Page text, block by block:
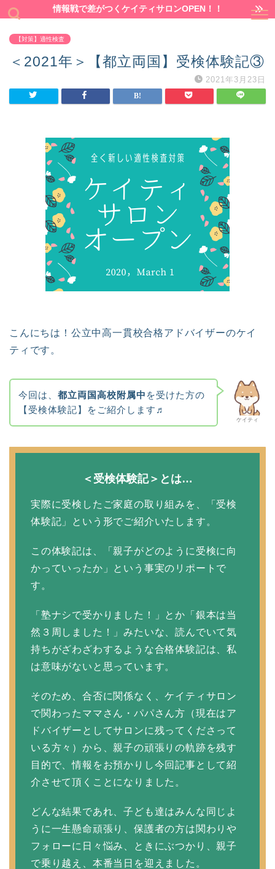
情報戦で差がつくケイティサロンOPEN！！
【対策】適性検査
＜2021年＞【都立両国】受検体験記③
2021年3月23日
こんにちは！公立中高一貫校合格アドバイザーのケイ
ティです。
ケイティ
今回は、 都立両国高校附属中 を受けた方の
【受検体験記】をご紹介します♬
＜受検体験記＞とは…
実際に受検したご家庭の取り組みを、「受検
体験記」という形でご紹介いたします。
この体験記は、「親子がどのように受検に向
かっていったか」という事実のリポートで
す。
「塾ナシで受かりました！」とか「銀本は当
然３周しました！」みたいな、読んでいて気
持ちがざわざわするような合格体験記は、私
は意味がないと思っています。
そのため、合否に関係なく、ケイティサロン
で関わったママさん・パパさん方（現在はア
ドバイザーとしてサロンに残ってくださって
いる方々）から、親子の頑張りの軌跡を残す
目的で、情報をお預かりし今回記事として紹
介させて頂くことになりました。
どんな結果であれ、子ども達はみんな同じよ
うに一生懸命頑張り、保護者の方は関わりや
フォローに日々悩み、ときにぶつかり、親子
で乗り越え、本番当日を迎えました。